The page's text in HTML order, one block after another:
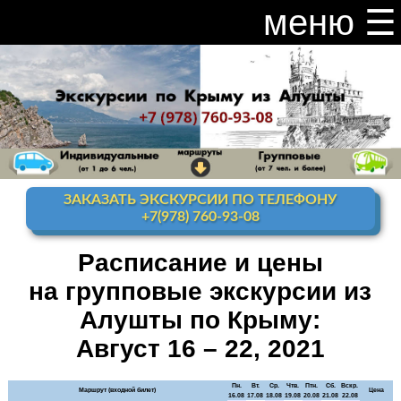
меню ☰
закрыть меню ×
Расписание и цены на экскурсии 2026
Индивидуальные экскурсии по Крыму
Видео канал Youtube
Ай-Петри
Алупка + Ай-Петри
Алупка Воронцовскийдворец
ЗАКАЗАТЬ ЭКСКУРСИИ ПО ТЕЛЕФОНУ
+7(978) 760-93-08
Расписание и цены
на групповые экскурсии из
Алушты по Крыму:
Август 16 – 22, 2021